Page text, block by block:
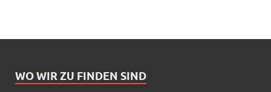
WO WIR ZU FINDEN SIND